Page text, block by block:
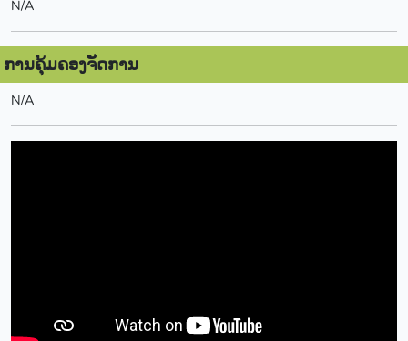
N/A
ການຄຸ້ມຄອງຈັດການ
N/A